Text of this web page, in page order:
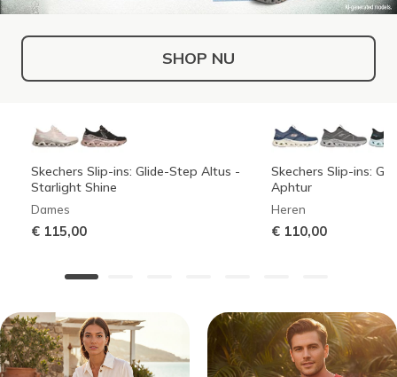
SHOP NU
Skechers Slip-ins: Glide-Step Altus -
Starlight Shine
Dames
€ 115,00
Skechers Slip-ins:
Aphtur
Heren
€ 110,00